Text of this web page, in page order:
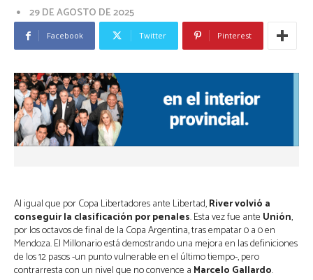
29 DE AGOSTO DE 2025
Facebook Twitter Pinterest
Al igual que por Copa Libertadores ante Libertad,Rivervolvió a
conseguir la clasificación por penales. Esta vez fue ante Unión,
por los octavos de final de la Copa Argentina, tras empatar 0 a 0 en
Mendoza. El Millonario está demostrando una mejora en las definiciones
de los 12 pasos -un punto vulnerable en el último tiempo-, pero
contrarresta con un nivel que no convence a Marcelo Gallardo.